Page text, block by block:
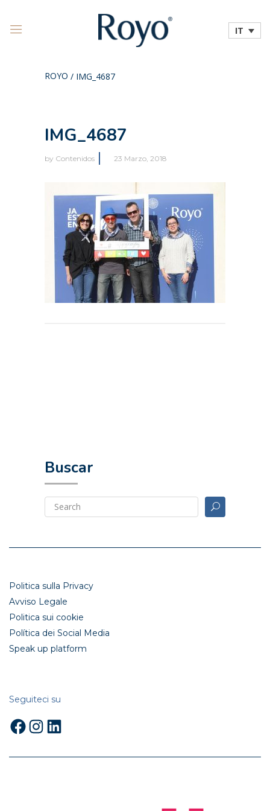
IT
ROYO / IMG_4687
IMG_4687
by Contenidos 23 Marzo, 2018
Buscar
Politica sulla Privacy
Avviso Legale
Politica sui cookie
Política dei Social Media
Speak up platform
Seguiteci su
Facebook
Instagram
LinkedIn